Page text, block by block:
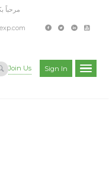
مرحباً
Join Us Sign In